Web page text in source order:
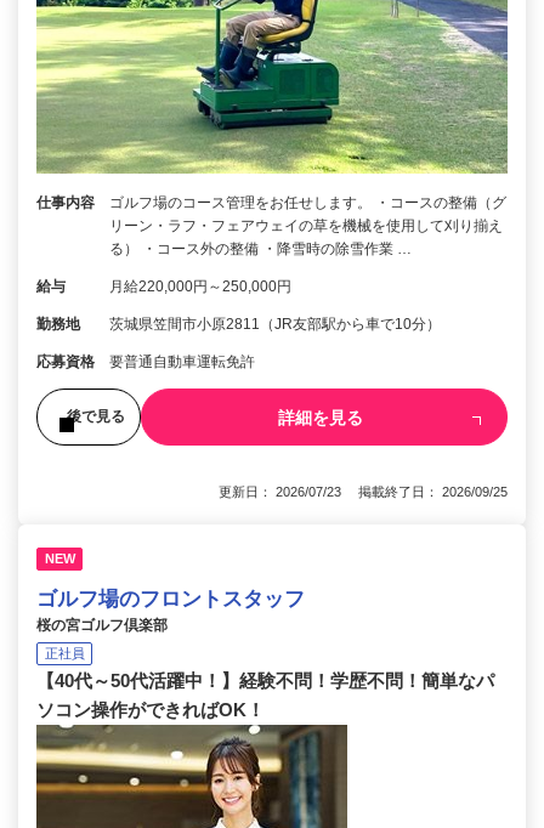
仕事内容
ゴルフ場のコース管理をお任せします。 ・コースの整備（グ
リーン・ラフ・フェアウェイの草を機械を使用して刈り揃え
る） ・コース外の整備 ・降雪時の除雪作業 …
給与 月給220,000円～250,000円
勤務地 茨城県笠間市小原2811（JR友部駅から車で10分）
応募資格 要普通自動車運転免許
後で見る 詳細を見る
更新日： 2026/07/23 掲載終了日： 2026/09/25
NEW
ゴルフ場のフロントスタッフ
桜の宮ゴルフ倶楽部
正社員
【40代～50代活躍中！】経験不問！学歴不問！簡単なパ
ソコン操作ができればOK！